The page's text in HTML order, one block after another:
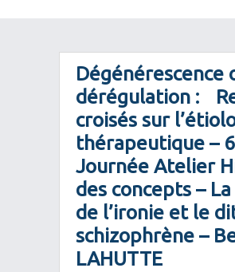
Dégénérescence
dérégulation :
croisés sur
thérapeutique –
Journée Atelier
des concepts –
de l’ironie et le
schizophrène –
LAHUTTE